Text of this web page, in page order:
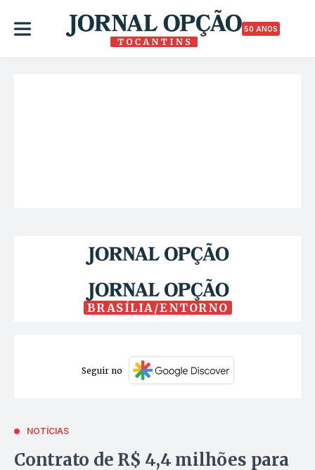
50 ANOS
BRASÍLIA/ENTORNO
Seguir no
NOTÍCIAS
Contrato de R$ 4,4 milhões para